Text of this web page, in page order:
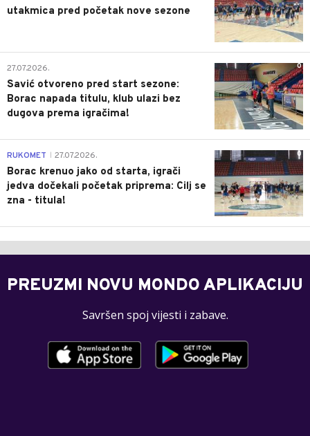
utakmica pred početak nove sezone
0
27.07.2026.
Savić otvoreno pred start sezone:
Borac napada titulu, klub ulazi bez
dugova prema igračima!
0
RUKOMET 27.07.2026.
Borac krenuo jako od starta, igrači
jedva dočekali početak priprema: Cilj se
zna - titula!
PREUZMI NOVU MONDO APLIKACIJU
Savršen spoj vijesti i zabave.